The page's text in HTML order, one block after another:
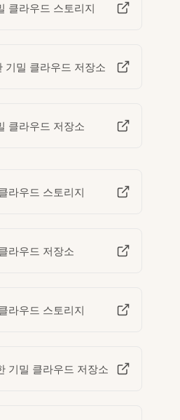
클라우드 스토리지
기밀 클라우드 저장소
클라우드 저장소
라우드 스토리지
라우드 저장소
라우드 스토리지
기밀 클라우드 저장소